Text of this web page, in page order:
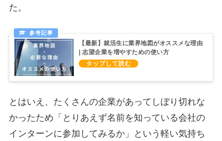
た。
【最新】就活生に業界地図がオススメな理由
| 志望企業を増やすための使い方
とはいえ、たくさんの企業があってしぼり切れな
かったため「とりあえず名前を知っている会社の
インターンに参加してみるか」という軽い気持ち